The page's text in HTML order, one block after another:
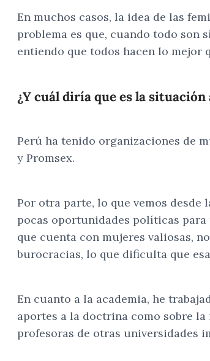
En muchos casos, la idea de las
problema es que, cuando todo son
entiendo que todos hacen lo mejor
¿Y cuál diría que es la
Perú ha tenido organizaciones de
y Promsex.
Por otra parte, lo que vemos desde
pocas oportunidades políticas para
que cuenta con mujeres valiosas,
burocracias, lo que dificulta que
En cuanto a la academia, he
aportes a la doctrina como sobre
profesoras de otras universidades